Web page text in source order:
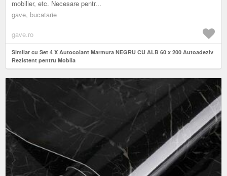
mobilier, etc. Necesare pentr...
gave, bucatarie
gave.ro
Similar cu Set 4 X Autocolant Marmura NEGRU CU ALB 60 x 200 Autoadeziv
Rezistent pentru Mobila